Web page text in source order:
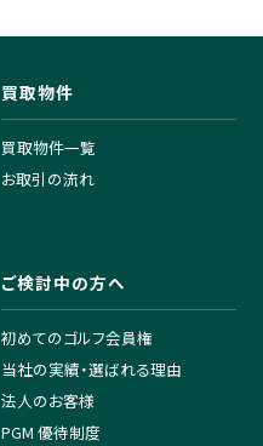
買取物件
買取物件一覧
お取引の流れ
ご検討中の方へ
初めてのゴルフ会員権
当社の実績・選ばれる理由
法人のお客様
PGM 優待制度